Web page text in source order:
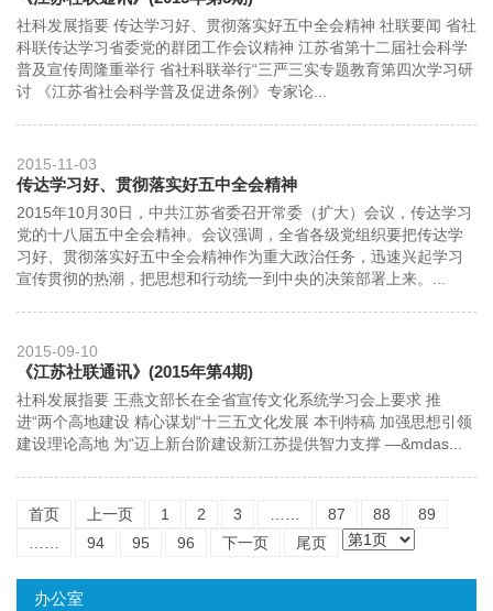
社科发展指要 传达学习好、贯彻落实好五中全会精神 社联要闻 省社
科联传达学习省委党的群团工作会议精神 江苏省第十二届社会科学
普及宣传周隆重举行 省社科联举行“三严三实专题教育第四次学习研
讨 《江苏省社会科学普及促进条例》专家论...
2015-11-03
传达学习好、贯彻落实好五中全会精神
2015年10月30日，中共江苏省委召开常委（扩大）会议，传达学习
党的十八届五中全会精神。会议强调，全省各级党组织要把传达学
习好、贯彻落实好五中全会精神作为重大政治任务，迅速兴起学习
宣传贯彻的热潮，把思想和行动统一到中央的决策部署上来。...
2015-09-10
《江苏社联通讯》(2015年第4期)
社科发展指要 王燕文部长在全省宣传文化系统学习会上要求 推
进“两个高地建设 精心谋划“十三五文化发展 本刊特稿 加强思想引领
建设理论高地 为“迈上新台阶建设新江苏提供智力支撑 —&mdas...
首页 上一页 1 2 3 87 88
89
94 95 96 下一页 尾页
办公室